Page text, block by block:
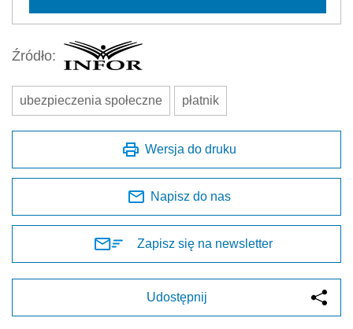
Źródło:
ubezpieczenia społeczne płatnik
Wersja do druku
Napisz do nas
Zapisz się na newsletter
Udostępnij